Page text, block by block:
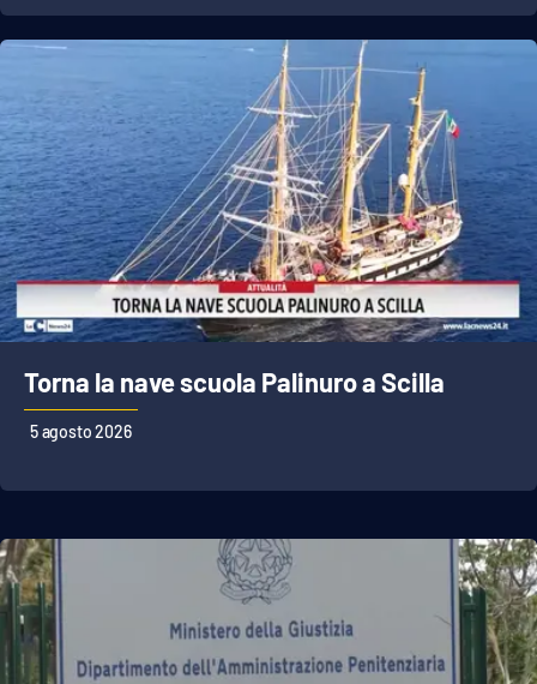
APP
Android
Apple
Torna la nave scuola Palinuro a Scilla
5 agosto 2026